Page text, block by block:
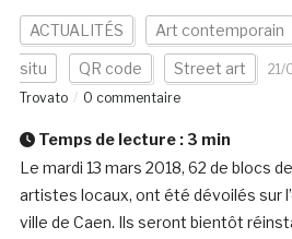
ACTUALITÉS Art contemporain
situ QR code Street art 21/
Trovato
0 commentaire
Temps de lecture : 3 min
Le mardi 13 mars 2018, 62 de blocs
artistes locaux, ont été dévoilés sur
ville de Caen. Ils seront bientôt